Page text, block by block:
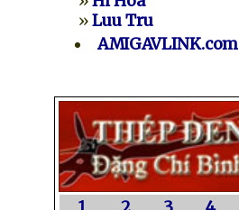
»Luu Tru
AMIGAVLINK.com